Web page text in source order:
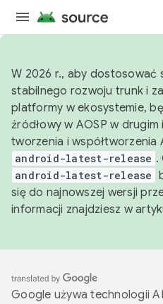
W 2026 r., aby dostosować
stabilnego rozwoju trunk i
platformy w ekosystemie,
źródłowy w AOSP w
tworzenia i współtworzenia
android-latest-release .
android-latest-release
się do najnowszej wersji
informacji znajdziesz w
Google używa technologii